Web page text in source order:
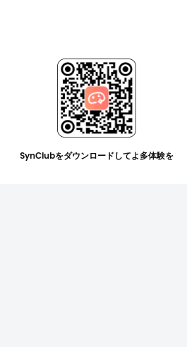
SynClubをダウンロードしてよ多体験を